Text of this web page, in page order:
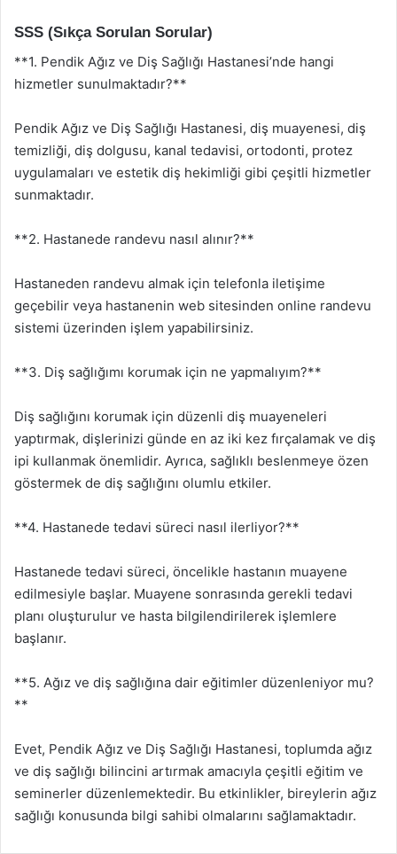
SSS (Sıkça Sorulan Sorular)
**1. Pendik Ağız ve Diş Sağlığı Hastanesi’nde hangi
hizmetler sunulmaktadır?**
Pendik Ağız ve Diş Sağlığı Hastanesi, diş muayenesi, diş
temizliği, diş dolgusu, kanal tedavisi, ortodonti, protez
uygulamaları ve estetik diş hekimliği gibi çeşitli hizmetler
sunmaktadır.
**2. Hastanede randevu nasıl alınır?**
Hastaneden randevu almak için telefonla iletişime
geçebilir veya hastanenin web sitesinden online randevu
sistemi üzerinden işlem yapabilirsiniz.
**3. Diş sağlığımı korumak için ne yapmalıyım?**
Diş sağlığını korumak için düzenli diş muayeneleri
yaptırmak, dişlerinizi günde en az iki kez fırçalamak ve diş
ipi kullanmak önemlidir. Ayrıca, sağlıklı beslenmeye özen
göstermek de diş sağlığını olumlu etkiler.
**4. Hastanede tedavi süreci nasıl ilerliyor?**
Hastanede tedavi süreci, öncelikle hastanın muayene
edilmesiyle başlar. Muayene sonrasında gerekli tedavi
planı oluşturulur ve hasta bilgilendirilerek işlemlere
başlanır.
**5. Ağız ve diş sağlığına dair eğitimler düzenleniyor mu?
**
Evet, Pendik Ağız ve Diş Sağlığı Hastanesi, toplumda ağız
ve diş sağlığı bilincini artırmak amacıyla çeşitli eğitim ve
seminerler düzenlemektedir. Bu etkinlikler, bireylerin ağız
sağlığı konusunda bilgi sahibi olmalarını sağlamaktadır.